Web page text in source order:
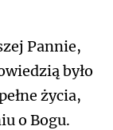
Pannie,
było
życia,
o Bogu.